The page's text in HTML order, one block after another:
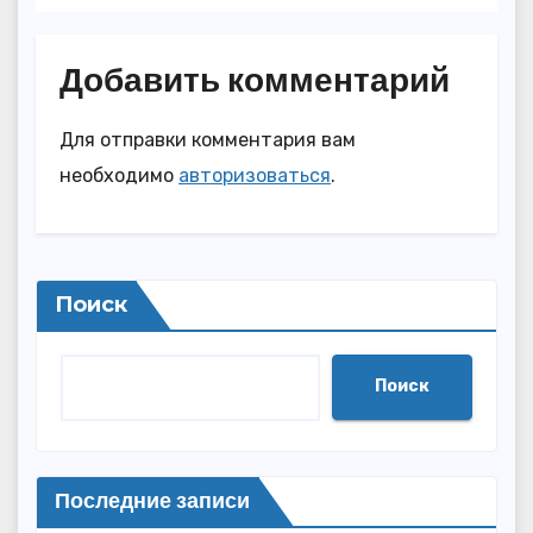
Добавить комментарий
Для отправки комментария вам
необходимо авторизоваться.
Поиск
Поиск
Последние записи